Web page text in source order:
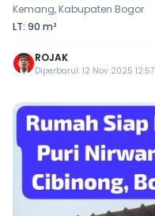
Kemang, Kabupaten Bogor
LT: 90 m²
ROJAK
Diperbarui: 12 Nov 2025 12:57